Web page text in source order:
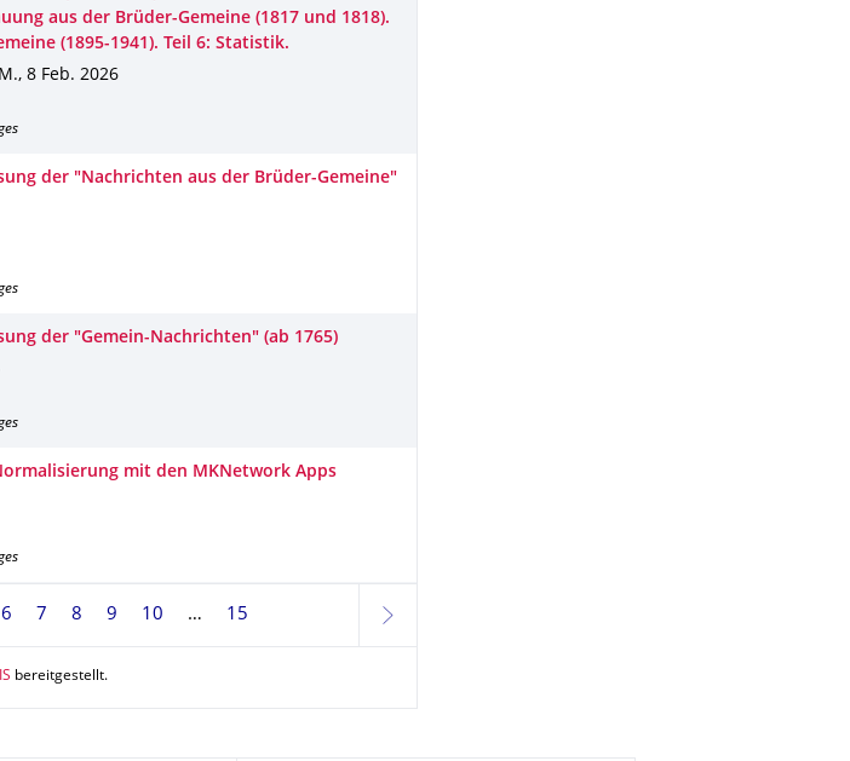
aus der Brüder-Gemeine (1817 und 1818).
(1895-1941). Teil 6: Statistik.
, 8 Feb. 2026
der "Nachrichten aus der Brüder-Gemeine"
der "Gemein-Nachrichten" (ab 1765)
mit den MKNetwork Apps
6 7 8 9 10 15
weiter
bereitgestellt.